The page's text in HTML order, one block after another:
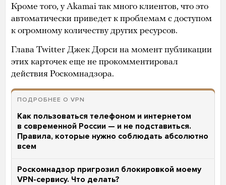
Кроме того, у Akamai так много клиентов, что это
автоматически приведет к проблемам с доступом
к огромному количеству других ресурсов.
Глава Twitter Джек Дорси на момент публикации
этих карточек еще не прокомментировал
действия Роскомнадзора.
ПОДРОБНЕЕ О VPN
Как пользоваться телефоном и интернетом
в современной России — и не подставиться.
Правила, которые нужно соблюдать абсолютно
всем
Роскомнадзор пригрозил блокировкой моему
VPN-сервису. Что делать?